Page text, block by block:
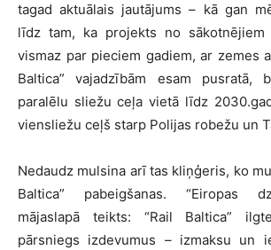
tagad aktuālais jautājums – kā gan
līdz tam, ka projekts no sākotnējiem
vismaz par pieciem gadiem, ar zemes
Baltica” vajadzībām esam pusratā,
paralēlu sliežu ceļa vietā līdz
viensliežu ceļš starp Polijas robežu un
Nedaudz mulsina arī tas kliņģeris, ko
Baltica” pabeigšanas. “Eiropas
mājaslapā teikts: “Rail Baltica”
pārsniegs izdevumus – izmaksu un